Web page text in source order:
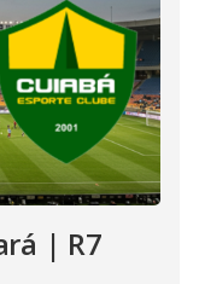
| R7